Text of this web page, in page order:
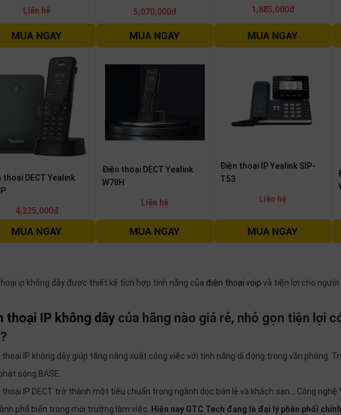
Liên hệ 5,070,000đ 1,885,000đ
thoại DECT Yealink
4,225,000đ
Điện thoại DECT Yealink
W78H
Liên hệ
Điện thoại IP Yealink SIP-
T53
Liên hệ
ip không dây được thiết kế tích hợp tính năng của điện thoại voip và tiện lợi cho
thoại IP không dây của hãng nào giá rẻ, nhỏ gọn tiện lợi
IP không dây giúp tăng năng xuất công việc với tính năng di động trong văn phòng.
sóng BASE.
IP DECT trở thành một tiêu chuẩn trong ngành dọc bán lẻ và khách sạn.., Công nghệ
phổ biến trong môi trường làm việc. Hiện nay GTC Tech đang là đại lý phân phối